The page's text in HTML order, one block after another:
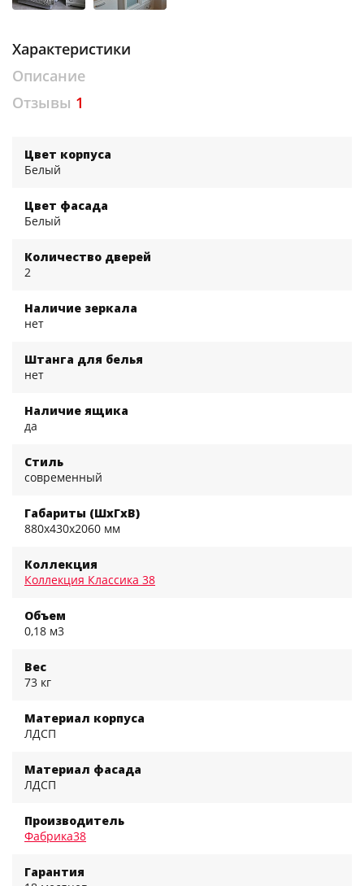
Характеристики
Описание
Отзывы 1
Цвет корпуса
Белый
Цвет фасада
Белый
Количество дверей
2
Наличие зеркала
нет
Штанга для белья
нет
Наличие ящика
да
Стиль
современный
Габариты (ШхГхВ)
880x430x2060 мм
Коллекция
Коллекция Классика 38
Объем
0,18 м3
Вес
73 кг
Материал корпуса
ЛДСП
Материал фасада
ЛДСП
Производитель
Фабрика38
Гарантия